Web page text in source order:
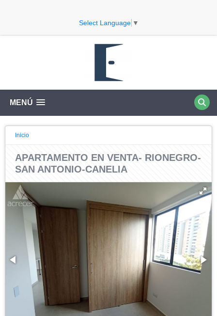
Select Language ▼
MENÚ
Inicio
APARTAMENTO EN VENTA- RIONEGRO-
SAN ANTONIO-CANELIA